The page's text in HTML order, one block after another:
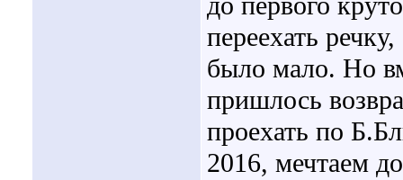
переехать
было мало. Но
пришлось
проехать по
2016, мечтаем